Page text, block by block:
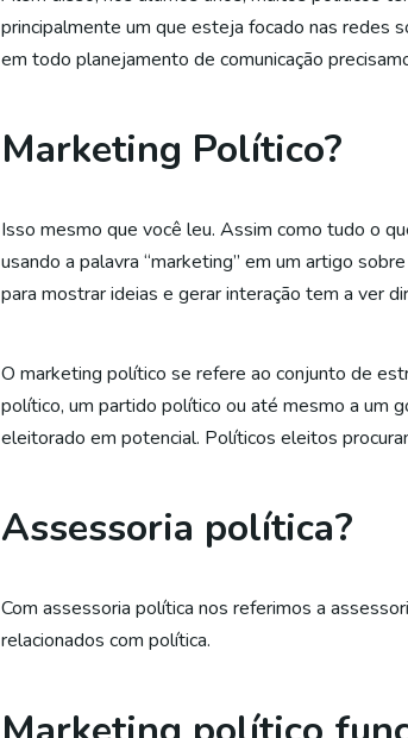
principalmente um que esteja focado nas redes
em todo planejamento de comunicação
Marketing Político?
Isso mesmo que você leu. Assim como tudo o
usando a palavra “marketing” em um artigo
para mostrar ideias e gerar interação tem a ver
O marketing político se refere ao conjunto de
político, um partido político ou até mesmo a um
eleitorado em potencial. Políticos eleitos
Assessoria política?
Com assessoria política nos referimos a
relacionados com política.